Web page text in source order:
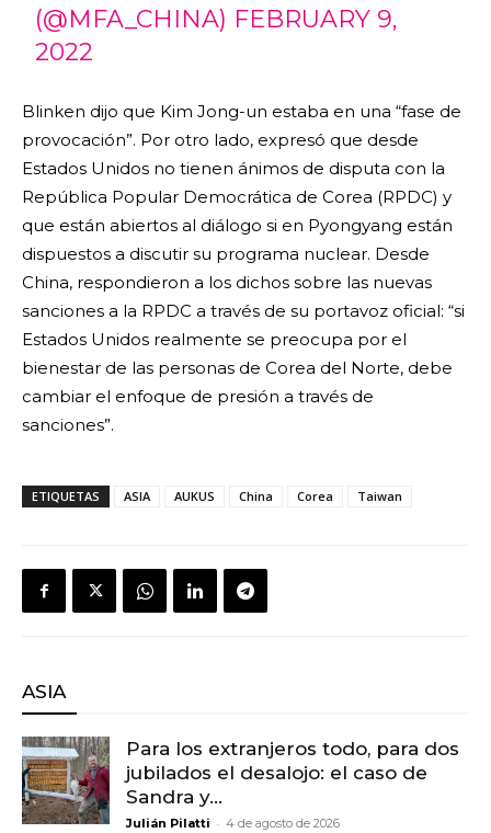
(@MFA_CHINA) FEBRUARY 9,
2022
Blinken dijo que Kim Jong-un estaba en una “fase de
provocación”. Por otro lado, expresó que desde
Estados Unidos no tienen ánimos de disputa con la
República Popular Democrática de Corea (RPDC) y
que están abiertos al diálogo si en Pyongyang están
dispuestos a discutir su programa nuclear. Desde
China, respondieron a los dichos sobre las nuevas
sanciones a la RPDC a través de su portavoz oficial: “si
Estados Unidos realmente se preocupa por el
bienestar de las personas de Corea del Norte, debe
cambiar el enfoque de presión a través de
sanciones”.
ETIQUETAS ASIA AUKUS China Corea Taiwan
ASIA
Para los extranjeros todo, para dos
jubilados el desalojo: el caso de
Sandra y...
Julián Pilatti - 4 de agosto de 2026